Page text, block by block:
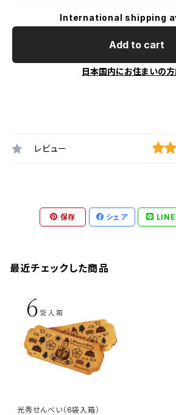
International shipping
Add to cart
日本国内にお住まいの
レビュー
保存 シェア LINE
最近チェックした商品
光秀せんべい（6袋入箱）